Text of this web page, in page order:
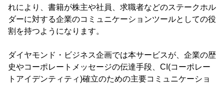
れにより、書籍が株主や社員、求職者などのステークホル
ダーに対する企業のコミュニケーションツールとしての役
割を持つようになります。
ダイヤモンド・ビジネス企画では本サービスが、企業の歴
史やコーポレートメッセージの伝達手段、CI(コーポレー
トアイデンティティ)確立のための主要コミュニケーショ